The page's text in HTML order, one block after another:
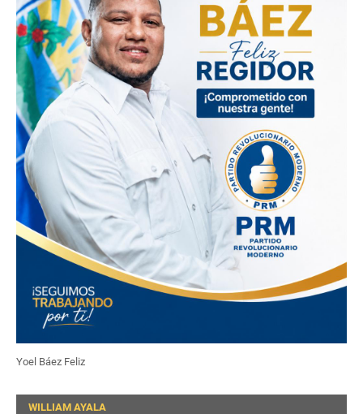
Yoel Báez Feliz
WILLIAM AYALA